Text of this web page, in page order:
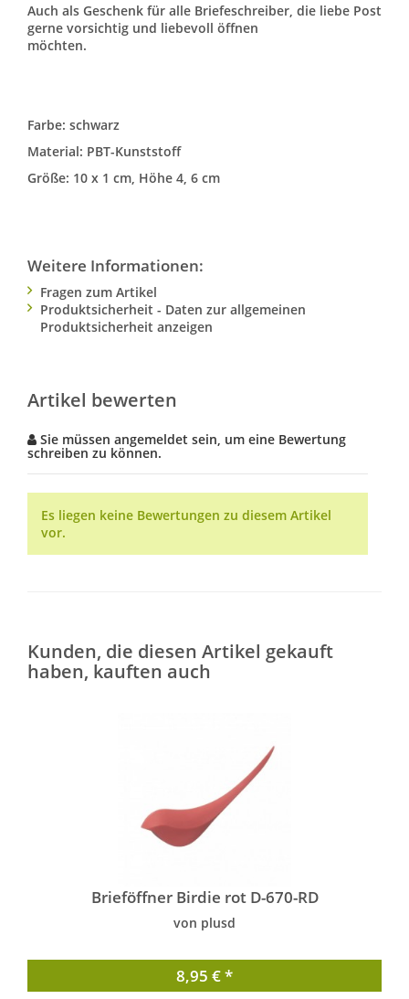
Auch als Geschenk für alle Briefeschreiber, die liebe Post
gerne vorsichtig und liebevoll öffnen
möchten.
Farbe: schwarz
Material: PBT-Kunststoff
Größe: 10 x 1 cm, Höhe 4, 6 cm
Weitere Informationen:
Fragen zum Artikel
Produktsicherheit - Daten zur allgemeinen
Produktsicherheit anzeigen
Artikel bewerten
Sie müssen angemeldet sein, um eine Bewertung
schreiben zu können.
Es liegen keine Bewertungen zu diesem Artikel
vor.
Kunden, die diesen Artikel gekauft
haben, kauften auch
Brieföffner Birdie rot D-670-RD
von plusd
8,95 € *